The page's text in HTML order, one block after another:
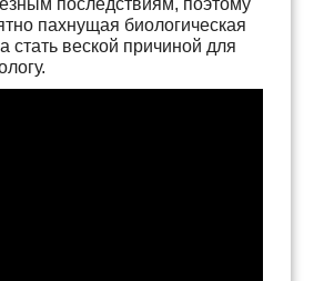
последствиям, поэтому
пахнущая биологическая
стать веской причиной для